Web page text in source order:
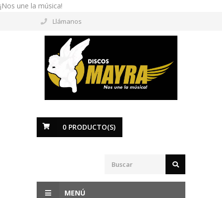
¡Nos une la música!
Llámanos
0 PRODUCTO(S)
MENÚ